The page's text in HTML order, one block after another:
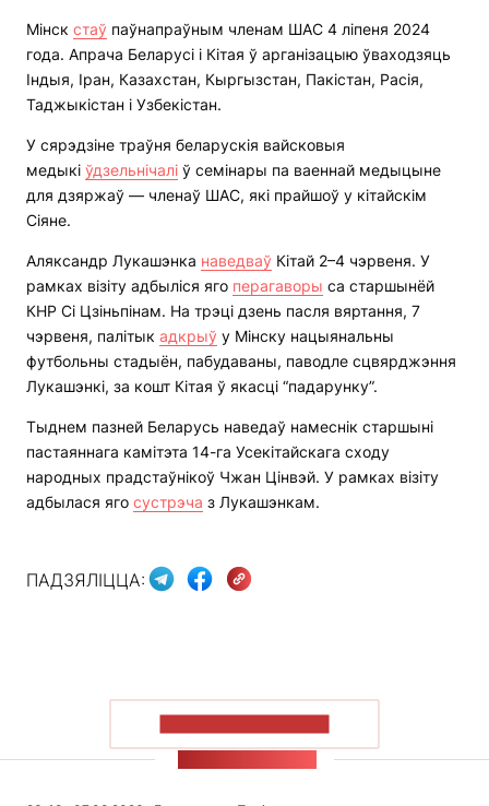
Мінск стаў паўнапраўным членам ШАС 4 ліпеня 2024
года. Апрача Беларусі і Кітая ў арганізацыю ўваходзяць
Індыя, Іран, Казахстан, Кыргызстан, Пакістан, Расія,
Таджыкістан і Узбекістан.
У сярэдзіне траўня беларускія вайсковыя
медыкі ўдзельнічалі ў семінары па ваеннай медыцыне
для дзяржаў — членаў ШАС, які прайшоў у кітайскім
Сіяне.
Аляксандр Лукашэнка наведваў Кітай 2–4 чэрвеня. У
рамках візіту адбыліся яго перагаворы са старшынёй
КНР Сі Цзіньпінам. На трэці дзень пасля вяртання, 7
чэрвеня, палітык адкрыў у Мінску нацыянальны
футбольны стадыён, пабудаваны, паводле сцвярджэння
Лукашэнкі, за кошт Кітая ў якасці “падарунку”.
Тыднем пазней Беларусь наведаў намеснік старшыні
пастаяннага камітэта 14-га Усекітайскага сходу
народных прадстаўнікоў Чжан Цінвэй. У рамках візіту
адбылася яго сустрэча з Лукашэнкам.
ПАДЗЯЛІЦЦА: